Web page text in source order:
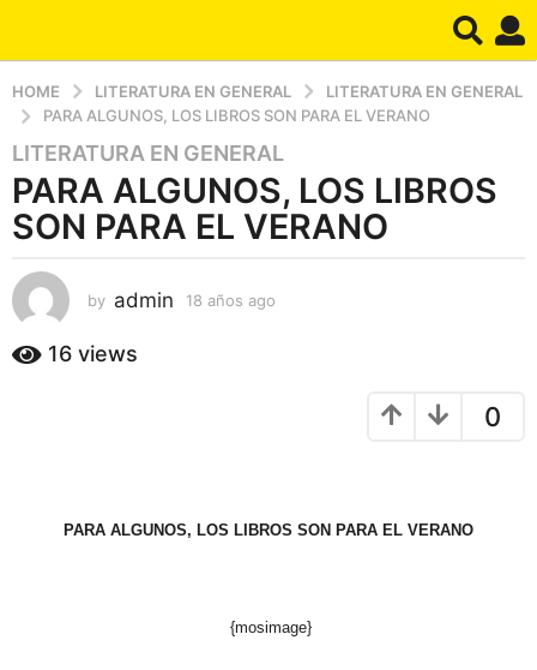
HOME LITERATURA EN GENERAL
LITERATURA EN GENERAL
PARA ALGUNOS, LOS LIBROS SON PARA EL VERANO
1
8
a
ñ
s
a
g
LITERATURA EN GENERAL
PARA ALGUNOS, LOS LIBROS
SON PARA EL VERANO
by admin 18 años ago
16 views
0
PARA ALGUNOS, LOS LIBROS SON PARA EL VERANO
{mosimage}